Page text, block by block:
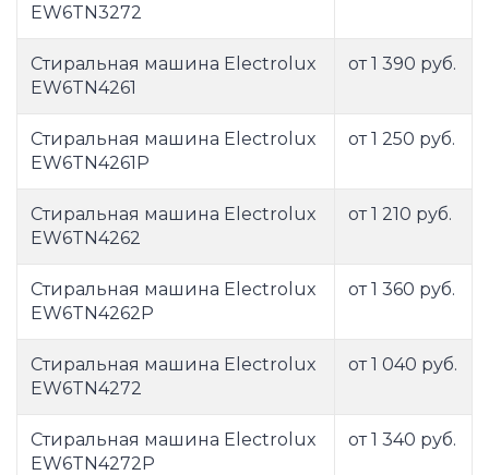
EW6TN3272
Стиральная машина Electrolux
EW6TN4261
от 1 390 руб.
Стиральная машина Electrolux
EW6TN4261P
от 1 250 руб.
Стиральная машина Electrolux
EW6TN4262
от 1 210 руб.
Стиральная машина Electrolux
EW6TN4262P
от 1 360 руб.
Стиральная машина Electrolux
EW6TN4272
от 1 040 руб.
Стиральная машина Electrolux
EW6TN4272P
от 1 340 руб.